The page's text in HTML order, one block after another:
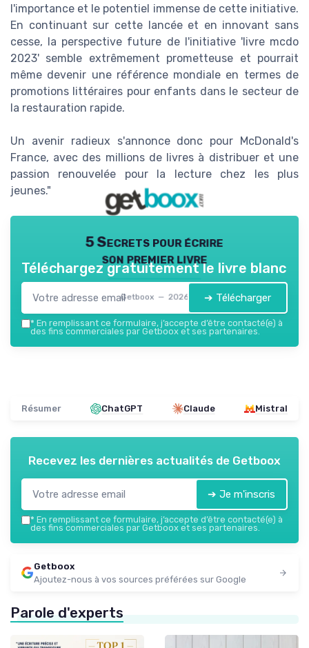
l'importance et le potentiel immense de cette initiative.
En continuant sur cette lancée et en innovant sans
cesse, la perspective future de l'initiative 'livre mcdo
2023' semble extrêmement prometteuse et pourrait
même devenir une référence mondiale en termes de
promotions littéraires pour enfants dans le secteur de
la restauration rapide.
Un avenir radieux s'annonce donc pour McDonald's
France, avec des millions de livres à distribuer et une
passion renouvelée pour la lecture chez les plus
jeunes."
5 Secrets pour écrire
son premier livre
Getboox — 2026
Téléchargez gratuitement le livre blanc
➔ Télécharger
* En remplissant ce formulaire, j’accepte d’être contacté(e) à
des fins commerciales par Getboox et ses partenaires.
Résumer ChatGPT Claude Mistral
Recevez les dernières actualités de Getboox
➔ Je m'inscris
* En remplissant ce formulaire, j’accepte d’être contacté(e) à
des fins commerciales par Getboox et ses partenaires.
Getboox
Ajoutez-nous à vos sources préférées sur Google
Parole d'experts